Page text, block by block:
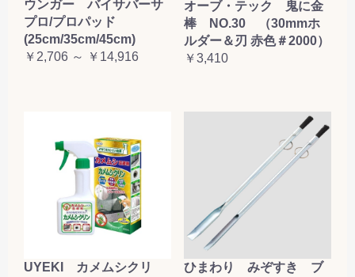
ウンガー バイサバーサ
プロ/プロパッド
(25cm/35cm/45cm)
￥2,706 ～ ￥14,916
オーブ・テック 鬼に金
棒 NO.30 （30mmホ
ルダー＆刃 赤色＃2000）
￥3,410
UYEKI カメムシクリ
ひまわり みぞすき ブ